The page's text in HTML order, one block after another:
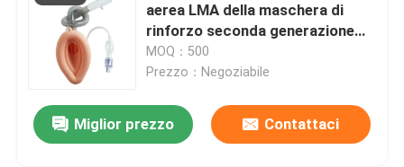
Casa
Prodotti
Mostra VR
aerea LMA della maschera di
rinforzo seconda generazione
con Balloon pilota
MOQ：500
Prezzo：Negoziabile
Miglior prezzo Contattaci
Vie aeree rinofaringee orali della metropolitana di dimensione 7 per l'emergenza del pronto soccorso